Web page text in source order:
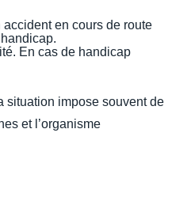
accident en cours de route
En cas de handicap
situation impose souvent de
et l’organisme